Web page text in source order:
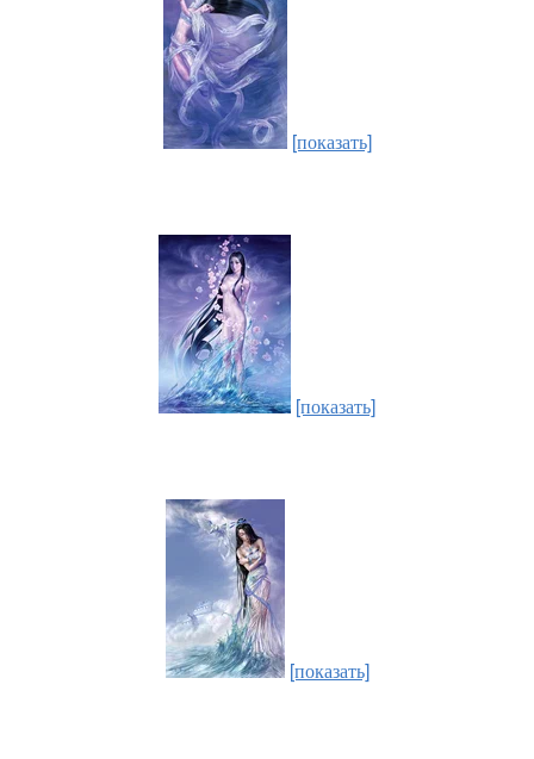
[показать]
[показать]
[показать]